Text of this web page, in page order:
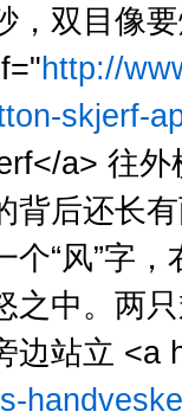
，双目像
http://
skjerf-
a> 往外
背后还长
个“风”字
之中。两
边站立 <a